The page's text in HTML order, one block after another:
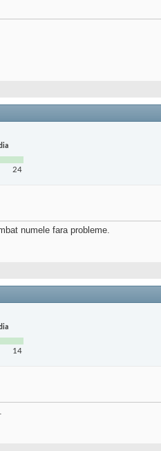
24
numele fara probleme.
14